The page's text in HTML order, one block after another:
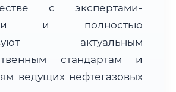
документ для увеличения и просмотра
с экспертами-
и полностью
актуальным
стандартам и
ведущих нефтегазовых